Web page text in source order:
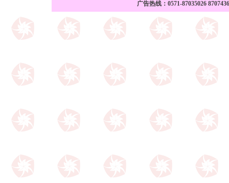
广告热线：0571-87035026